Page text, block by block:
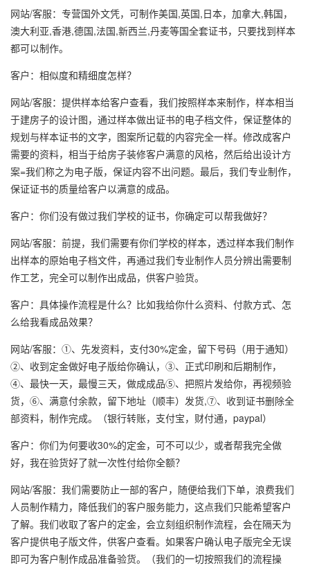
网站/客服：专营国外文凭，可制作美国,英国,日本，加拿大,韩国，
澳大利亚,香港,德国,法国,新西兰,丹麦等国全套证书，只要找到样本
都可以制作。
客户：相似度和精细度怎样？
网站/客服：提供样本给客户查看，我们按照样本来制作，样本相当
于建房子的设计图，通过样本做出证书的电子档文件，保证整体的
规划与样本证书的文字，图案所记载的内容完全一样。修改成客户
需要的资料，相当于给房子装修客户满意的风格，然后给出设计方
案=我们称之为电子版，保证内容不出问题。最后，我们专业制作，
保证证书的质量给客户以满意的成品。
客户：你们没有做过我们学校的证书，你确定可以帮我做好？
网站/客服：前提，我们需要有你们学校的样本，透过样本我们制作
出样本的原始电子档文件，再通过我们专业制作人员分辨出需要制
作工艺，完全可以制作出成品，供客户验货。
客户：具体操作流程是什么？比如我给你什么资料、付款方式、怎
么给我看成品效果？
网站/客服：①、先发资料，支付30%定金，留下号码（用于通知）
②、收到定金做好电子版给你确认，③、正式印刷和后期制作，
④、最快一天，最慢三天，做成成品⑤、把照片发给你，再视频验
货，⑥、满意付余款，留下地址（顺丰）发货,⑦、收到证书删除全
部资料，制作完成。（银行转账，支付宝，财付通，paypal）
客户：你们为何要收30%的定金，可不可以少，或者帮我完全做
好，我在验货好了就一次性付给你全额？
网站/客服：我们需要防止一部的客户，随便给我们下单，浪费我们
人员制作精力，降低我们的客户服务能力，这点我们只能希望客户
了解。我们收取了客户的定金，会立刻组织制作流程，会在隔天为
客户提供电子版文件，供客户查看。如果客户确认电子版完全无误
即可为客户制作成品准备验货。（我们的一切按照我们的流程操